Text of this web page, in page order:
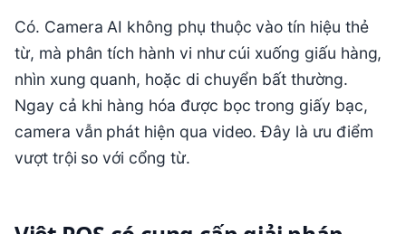
Có. Camera AI không phụ thuộc vào tín hiệu thẻ
từ, mà phân tích hành vi như cúi xuống giấu hàng,
nhìn xung quanh, hoặc di chuyển bất thường.
Ngay cả khi hàng hóa được bọc trong giấy bạc,
camera vẫn phát hiện qua video. Đây là ưu điểm
vượt trội so với cổng từ.